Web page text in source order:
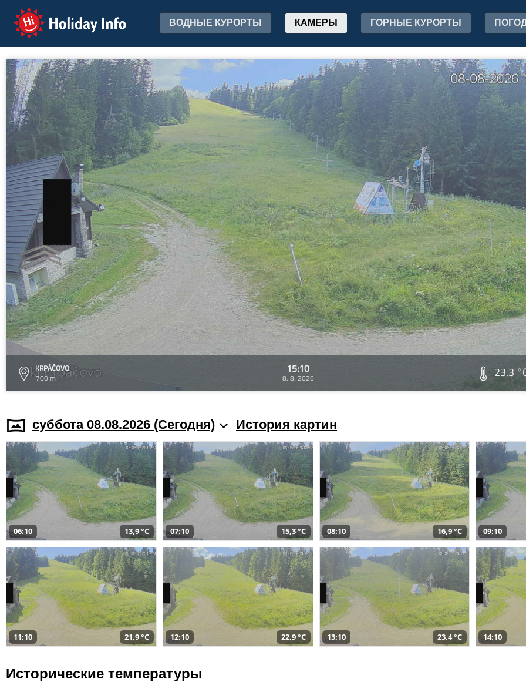
Holiday Info ВОДНЫЕ КУРОРТЫ КАМЕРЫ ГОРНЫЕ КУРОРТЫ
KRPÁČOVO
700 m
15:10
8. 8. 2026 23.3
суббота 08.08.2026 (Cегодня) История картин
06:10 13,9 °C 07:10 15,3 °C 08:10 16,9 °C 09:10
11:10 21,9 °C 12:10 22,9 °C 13:10 23,4 °C 14:10
Исторические температуры